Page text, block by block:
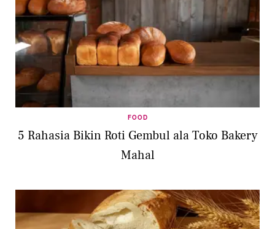
FOOD
5 Rahasia Bikin Roti Gembul ala Toko Bakery
Mahal